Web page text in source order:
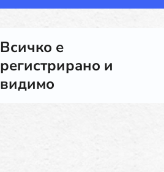
Всичко е
регистрирано и
видимо